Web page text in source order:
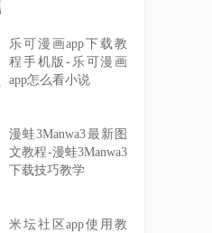
乐可漫画app下载教
程手机版-乐可漫画
app怎么看小说
漫蛙3Manwa3最新图
文教程-漫蛙3Manwa3
下载技巧教学
米坛社区app使用教